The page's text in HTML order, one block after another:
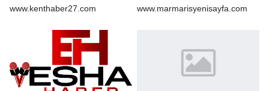
www.kenthaber27.com
anız küle döndü
www.marmarisyenisayfa.com